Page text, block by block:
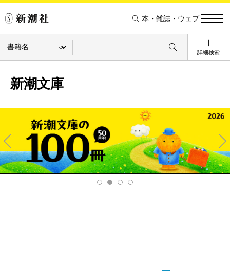
本・雑誌・ウェブ
詳細検索
新潮文庫
Pre
v
Ne
xt